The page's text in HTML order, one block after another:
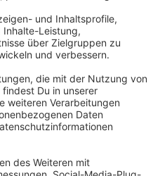
Videoinhalte
Service kann
Aktivitäten
lesen Sie die
stimmen Sie der
zu, um dieses
Rubin.